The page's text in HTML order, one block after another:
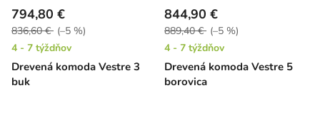
Drevená komoda Vestre 3
buk
794,80 €
836,60 € (–5 %)
4 - 7 týždňov
Drevená komoda Vestre 5
borovica
844,90 €
889,40 € (–5 %)
4 - 7 týždňov